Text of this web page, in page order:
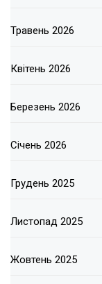
Травень 2026
Квітень 2026
Березень 2026
Січень 2026
Грудень 2025
Листопад 2025
Жовтень 2025